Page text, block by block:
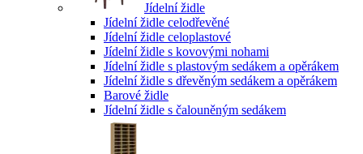
Jídelní židle
Jídelní židle celodřevěné
Jídelní židle celoplastové
Jídelní židle s kovovými nohami
Jídelní židle s plastovým sedákem a opěrákem
Jídelní židle s dřevěným sedákem a opěrákem
Barové židle
Jídelní židle s čalouněným sedákem